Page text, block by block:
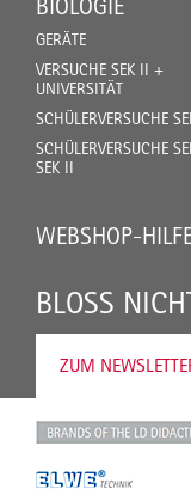
BIOLOGIE
GERÄTE
VERSUCHE SEK II +
UNIVERSITÄT
SCHÜLERVERSUCHE
SCHÜLERVERSUCHE
SEK II
WEBSHOP-
BLOSS
ZUM